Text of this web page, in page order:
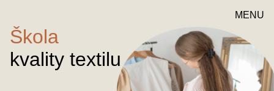
MENU
Škola
kvality textilu